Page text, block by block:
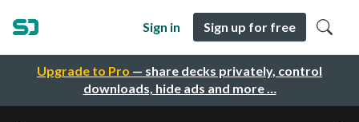
Upgrade to Pro — share decks privately, control
downloads, hide ads and more …
Sign in Sign up for free